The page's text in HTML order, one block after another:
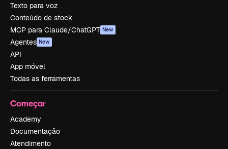
Texto para voz
Conteúdo de stock
MCP para Claude/ChatGPT New
Agentes New
API
App móvel
Todas as ferramentas
Começar
Academy
Documentação
Atendimento